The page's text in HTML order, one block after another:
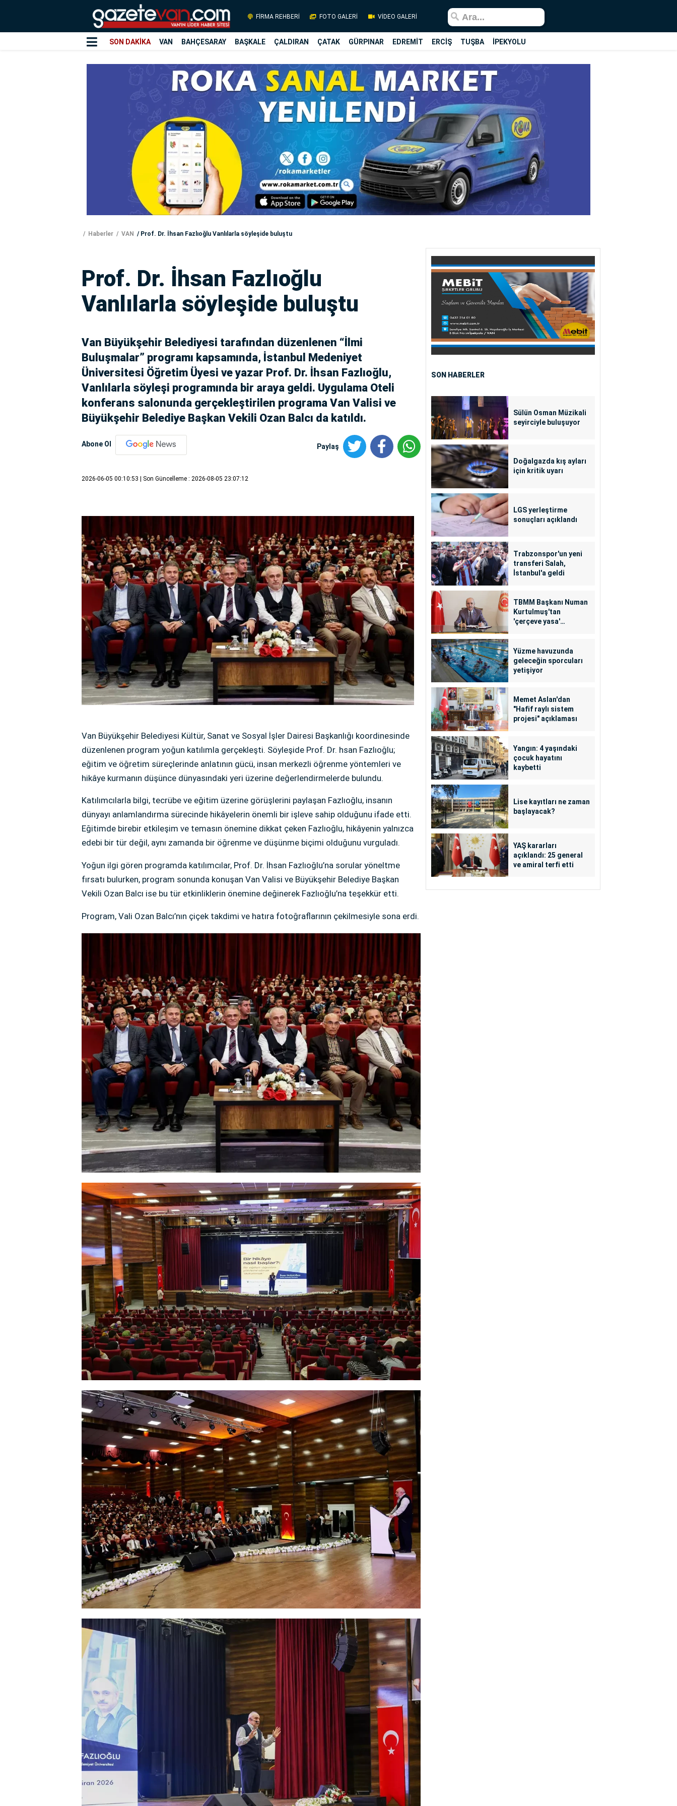
FİRMA REHBERİ FOTO GALERİ VİDEO GALERİ
SON DAKİKA VAN BAHÇESARAY BAŞKALE ÇALDIRAN ÇATAK GÜRPINAR EDREMİT ERCİŞ TUŞBA İPEKYOLU
Haberler VAN Prof. Dr. İhsan Fazlıoğlu Vanlılarla söyleşide buluştu
Prof. Dr. İhsan Fazlıoğlu
Vanlılarla söyleşide buluştu
Van Büyükşehir Belediyesi tarafından düzenlenen “İlmi
Buluşmalar” programı kapsamında, İstanbul Medeniyet
Üniversitesi Öğretim Üyesi ve yazar Prof. Dr. İhsan Fazlıoğlu,
Vanlılarla söyleşi programında bir araya geldi. Uygulama Oteli
konferans salonunda gerçekleştirilen programa Van Valisi ve
Büyükşehir Belediye Başkan Vekili Ozan Balcı da katıldı.
Abone Ol Paylaş
2026-06-05 00:10:53 | Son Güncelleme : 2026-08-05 23:07:12
Van Büyükşehir Belediyesi Kültür, Sanat ve Sosyal İşler Dairesi Başkanlığı koordinesinde
düzenlenen program yoğun katılımla gerçekleşti. Söyleşide Prof. Dr. hsan Fazlıoğlu;
eğitim ve öğretim süreçlerinde anlatının gücü, insan merkezli öğrenme yöntemleri ve
hikâye kurmanın düşünce dünyasındaki yeri üzerine değerlendirmelerde bulundu.
Katılımcılarla bilgi, tecrübe ve eğitim üzerine görüşlerini paylaşan Fazlıoğlu, insanın
dünyayı anlamlandırma sürecinde hikâyelerin önemli bir işleve sahip olduğunu ifade etti.
Eğitimde birebir etkileşim ve temasın önemine dikkat çeken Fazlıoğlu, hikâyenin yalnızca
edebi bir tür değil, aynı zamanda bir öğrenme ve düşünme biçimi olduğunu vurguladı.
Yoğun ilgi gören programda katılımcılar, Prof. Dr. İhsan Fazlıoğlu’na sorular yöneltme
fırsatı bulurken, program sonunda konuşan Van Valisi ve Büyükşehir Belediye Başkan
Vekili Ozan Balcı ise bu tür etkinliklerin önemine değinerek Fazlıoğlu’na teşekkür etti.
Program, Vali Ozan Balcı’nın çiçek takdimi ve hatıra fotoğraflarının çekilmesiyle sona erdi.
SON HABERLER
Sülün Osman Müzikali
seyirciyle buluşuyor
Doğalgazda kış ayları
için kritik uyarı
LGS yerleştirme
sonuçları açıklandı
Trabzonspor'un yeni
transferi Salah,
İstanbul'a geldi
TBMM Başkanı Numan
Kurtulmuş'tan
'çerçeve yasa'
Yüzme havuzunda
geleceğin sporcuları
yetişiyor
Memet Aslan'dan
"Hafif raylı sistem
projesi" açıklaması
Yangın: 4 yaşındaki
çocuk hayatını
kaybetti
Lise kayıtları ne zaman
başlayacak?
YAŞ kararları
açıklandı: 25 general
ve amiral terfi etti